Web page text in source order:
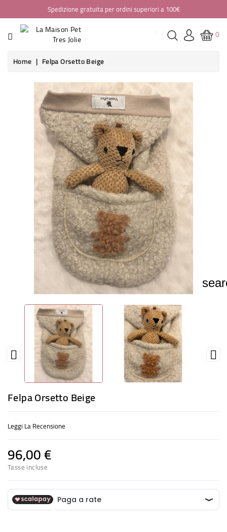
Spedizione gratuita per ordini superiori a 100€
HOME
ABBIGLIAMENTO
PASSEGGINI
SEGGIOLINI
GUINZAGLIERIA
ACCESSORI
PROFUMI
0
Home Felpa Orsetto Beige
 
Felpa Orsetto Beige
Leggi La Recensione
96,00 €
Tasse incluse